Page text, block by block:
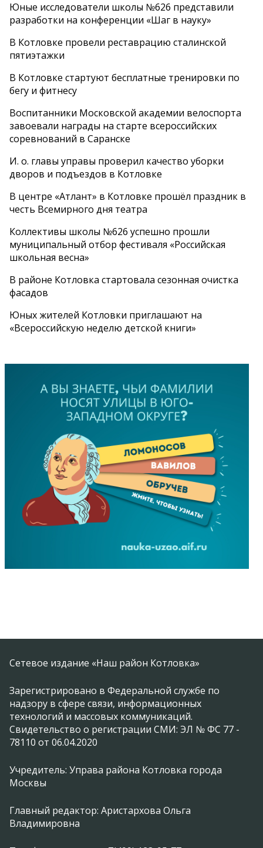
Юные исследователи школы №626 представили
разработки на конференции «Шаг в науку»
В Котловке провели реставрацию сталинской
пятиэтажки
В Котловке стартуют бесплатные тренировки по
бегу и фитнесу
Воспитанники Московской академии велоспорта
завоевали награды на старте всероссийских
соревнований в Саранске
И. о. главы управы проверил качество уборки
дворов и подъездов в Котловке
В центре «Атлант» в Котловке прошёл праздник в
честь Всемирного дня театра
Коллективы школы №626 успешно прошли
муниципальный отбор фестиваля «Российская
школьная весна»
В районе Котловка стартовала сезонная очистка
фасадов
Юных жителей Котловки приглашают на
«Всероссийскую неделю детской книги»
Сетевое издание «Наш район Котловка»
Зарегистрировано в Федеральной службе по
надзору в сфере связи, информационных
технологий и массовых коммуникаций.
Свидетельство о регистрации СМИ: ЭЛ № ФС 77 -
78110 от 06.04.2020
Учредитель: Управа района Котловка города
Москвы
Главный редактор: Аристархова Ольга
Владимировна